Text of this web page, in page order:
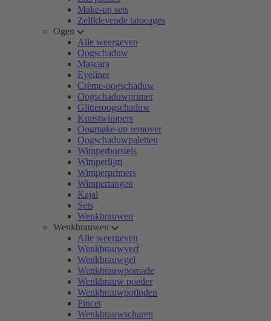
Make-up sets
Zelfklevende tatoeages
Ogen
Alle weergeven
Oogschaduw
Mascara
Eyeliner
Crème-oogschaduw
Oogschaduwprimer
Glitteroogschaduw
Kunstwimpers
Oogmake-up remover
Oogschaduwpaletten
Wimperborstels
Wimperlijm
Wimperprimers
Wimpertangen
Kajal
Sets
Wenkbrauwen
Wenkbrauwen
Alle weergeven
Wenkbrauwverf
Wenkbrauwgel
Wenkbrauwpomade
Wenkbrauw poeder
Wenkbrauwpotloden
Pincet
Wenkbrauwscharen